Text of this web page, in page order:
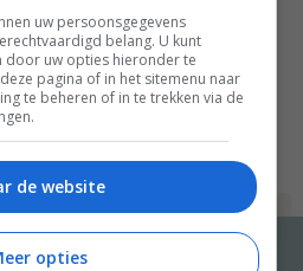
uw persoonsgegevens
belang. U kunt
door uw opties hieronder te
pagina of in het sitemenu naar
te beheren of in te trekken via de
de website
opties